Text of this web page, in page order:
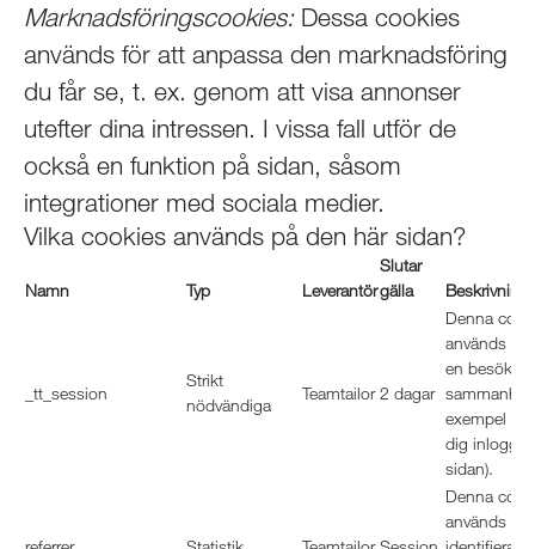
Marknadsföringscookies:Dessa cookies
används för att anpassa den marknadsföring
du får se, t. ex. genom att visa annonser
utefter dina intressen. I vissa fall utför de
också en funktion på sidan, såsom
integrationer med sociala medier.
Vilka cookies används på den här sidan?
Namn Typ Leverantör
Slutar
gälla
Beskrivning
_tt_session
Strikt
nödvändiga
Teamtailor 2 dagar
Denna
används för
en
exempel för
dig
sidan).
Denna
används för